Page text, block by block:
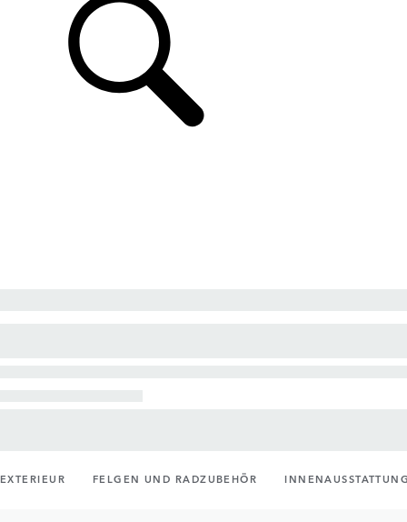
EXTERIEUR FELGEN UND RADZUBEHÖR